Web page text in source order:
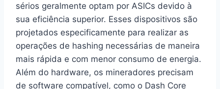
sérios geralmente optam por ASICs devido à
sua eficiência superior. Esses dispositivos são
projetados especificamente para realizar as
operações de hashing necessárias de maneira
mais rápida e com menor consumo de energia.
Além do hardware, os mineradores precisam
de software compatível, como o Dash Core